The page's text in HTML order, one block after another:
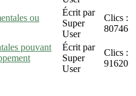
ou
Écrit par
Super
User
Clics :
80746
pouvant
Écrit par
Super
User
Clics :
91620